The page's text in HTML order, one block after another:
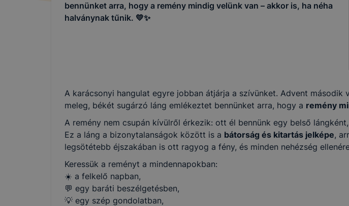
bennünket arra, hogy a remény mindig velünk van – akkor is, ha néha
halványnak tűnik. 💛✨
A karácsonyi hangulat egyre jobban átjárja a szívünket. Advent
meleg, békét sugárzó láng emlékeztet bennünket arra, hogy a remény
A remény nem csupán kívülről érkezik: ott él bennünk egy belső
Ez a láng a bizonytalanságok között is a bátorság és kitartás jelképe,
legsötétebb éjszakában is ott ragyog a fény, és minden nehézség
Keressük a reményt a mindennapokban:
☀️ a felkelő napban,
💬 egy baráti beszélgetésben,
💡 egy szép gondolatban,